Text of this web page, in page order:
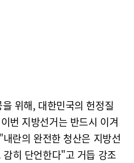
위해, 대한민국의 헌정질
번 지방선거는 반드시 이겨
란의 완전한 청산은 지방선
히 단언한다"고 거듭 강조